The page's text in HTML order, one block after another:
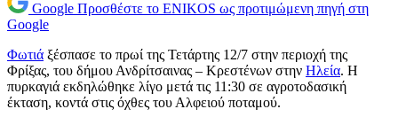
Google Προσθέστε το ENIKOS ως προτιμώμενη πηγή στη
Google
Φωτιά ξέσπασε το πρωί της Τετάρτης 12/7 στην περιοχή της
Φρίξας, του δήμου Ανδρίτσαινας – Κρεστένων στην Ηλεία. Η
πυρκαγιά εκδηλώθηκε λίγο μετά τις 11:30 σε αγροτοδασική
έκταση, κοντά στις όχθες του Αλφειού ποταμού.